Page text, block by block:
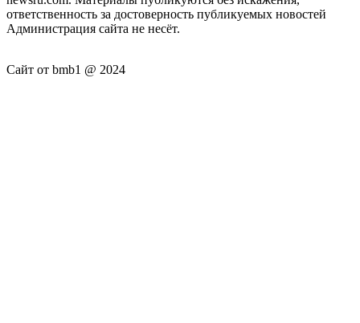
ответственность за достоверность публикуемых новостей
Администрация сайта не несёт.
Сайт от bmb1 @ 2024